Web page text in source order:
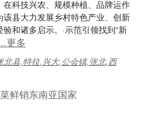
科技兴农、规模种植、品牌运作
县大力发展乡村特色产业、创新
和诸多启示。·示范引领找到“新
多
北县,特拉,兴大,公会镇,张北,西